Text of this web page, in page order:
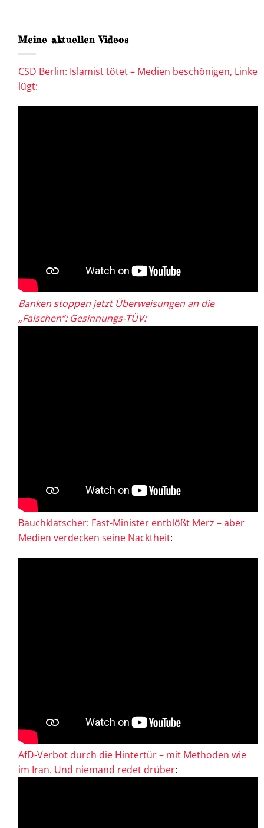
Meine aktuellen Videos
CSD Berlin: Islamist tötet – Medien beschönigen, Linke
lügt:
Banken stoppen jetzt Überweisungen an die
„Falschen“: Gesinnungs-TÜV:
Bauchklatscher: Fast-Minister entblößt Merz – aber
Medien verdecken seine Nacktheit:
AfD-Verbot durch die Hintertür – mit Methoden wie
im Iran. Und niemand redet drüber: